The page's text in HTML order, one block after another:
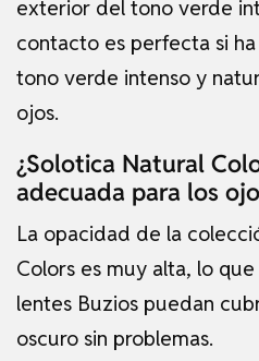
exterior del tono verde
contacto es perfecta si
tono verde intenso y
ojos.
¿Solotica Natural
adecuada para los
La opacidad de la
Colors es muy alta, lo
lentes Buzios puedan
oscuro sin problemas.